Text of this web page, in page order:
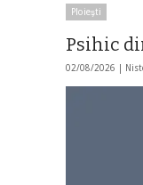
Ploieşti
Psihic
02/08/2026 |